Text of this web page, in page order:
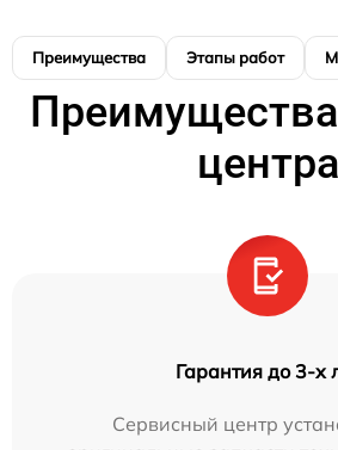
Преимущества Этапы работ
центра
Гарантия до 3-х
Сервисный центр